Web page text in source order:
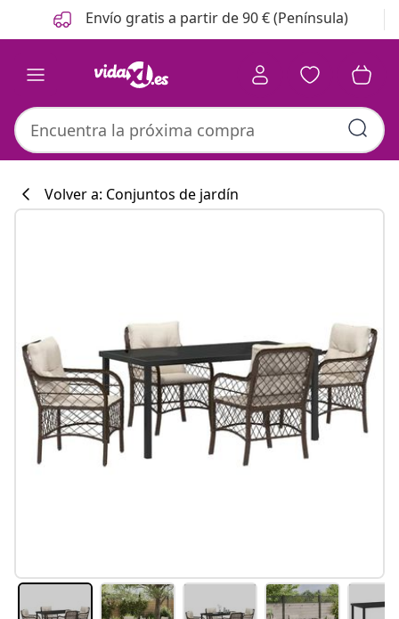
Anterior
Siguiente Envío gratis a partir de 90 € (Península)
#sharemevidaxl
Volver a: Conjuntos de jardín